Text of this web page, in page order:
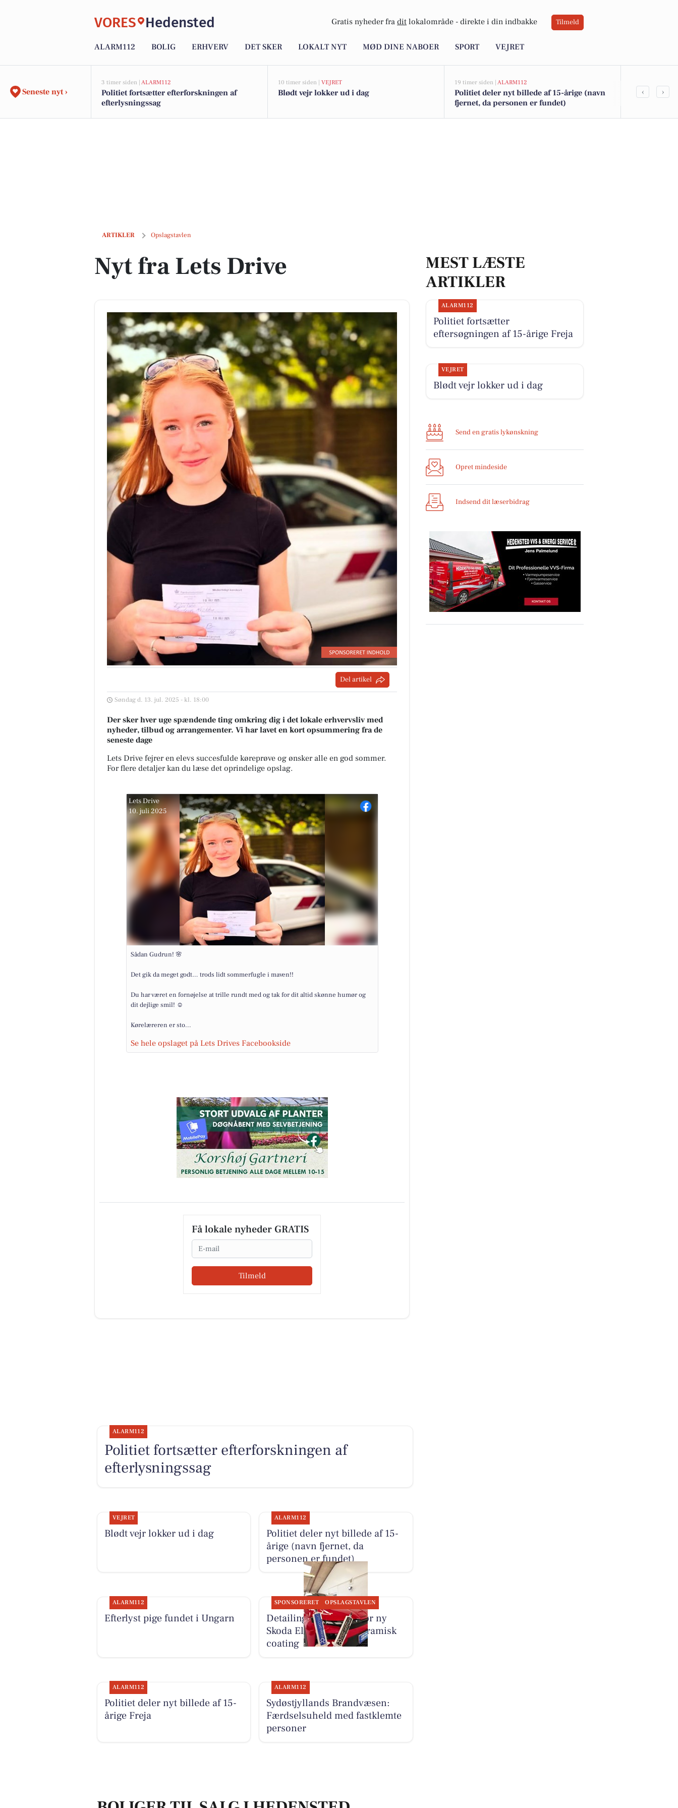
VORES Hedensted Gratis nyheder fra dit lokalområde - direkte i din indbakke Tilmeld
ALARM112 BOLIG ERHVERV DET SKER LOKALT NYT MØD DINE NABOER SPORT VEJRET
Seneste nyt ›
3 timer siden | ALARM112
Politiet fortsætter efterforskningen af
efterlysningssag
10 timer siden | VEJRET
Blødt vejr lokker ud i dag
19 timer siden | ALARM112
Politiet deler nyt billede af 15-årige (navn
fjernet, da personen er fundet)
Efterlyst
‹ ›
ARTIKLER Opslagstavlen
Nyt fra Lets Drive
Nyt fra Lets Drive
Del artikel
Søndag d. 13. jul. 2025 - kl. 18:00
Der sker hver uge spændende ting omkring dig i det lokale erhvervsliv med
nyheder, tilbud og arrangementer. Vi har lavet en kort opsummering fra de
seneste dage
Lets Drive fejrer en elevs succesfulde køreprøve og ønsker alle en god sommer.
For flere detaljer kan du læse det oprindelige opslag.
Lets Drive
10. juli 2025
Sådan Gudrun! 🌸
Det gik da meget godt… trods lidt sommerfugle i maven!!
Du har været en fornøjelse at trille rundt med og tak for dit altid skønne humør og
dit dejlige smil! ☺️
Kørelæreren er sto...
Se hele opslaget på Lets Drives Facebookside
Få lokale nyheder GRATIS
Email
Tilmeld
MEST LÆSTE
ARTIKLER
ALARM112
Politiet fortsætter
eftersøgningen af 15-årige Freja
VEJRET
Blødt vejr lokker ud i dag
Send en gratis lykønskning
Opret mindeside
Indsend dit læserbidrag
ALARM112
Politiet fortsætter efterforskningen af
efterlysningssag
VEJRET
Blødt vejr lokker ud i dag
ALARM112
Politiet deler nyt billede af 15-
årige (navn fjernet, da
personen er fundet)
ALARM112
Efterlyst pige fundet i Ungarn
SPONSORERET OPSLAGSTAVLEN
Detailing Center klargør ny
Skoda Elroq RS med keramisk
coating
ALARM112
Politiet deler nyt billede af 15-
årige Freja
ALARM112
Sydøstjyllands Brandvæsen:
Færdselsuheld med fastklemte
personer